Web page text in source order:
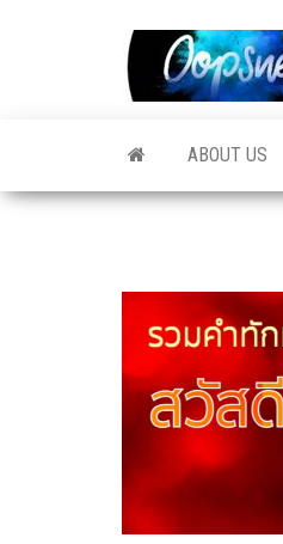
ABOUT US